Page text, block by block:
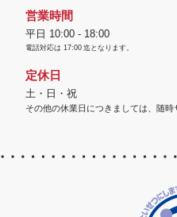
営業時間
平日 10:00 - 18:00
電話対応は 17:00 迄となります。
定休日
土・日・祝
その他の休業日につきましては、随時